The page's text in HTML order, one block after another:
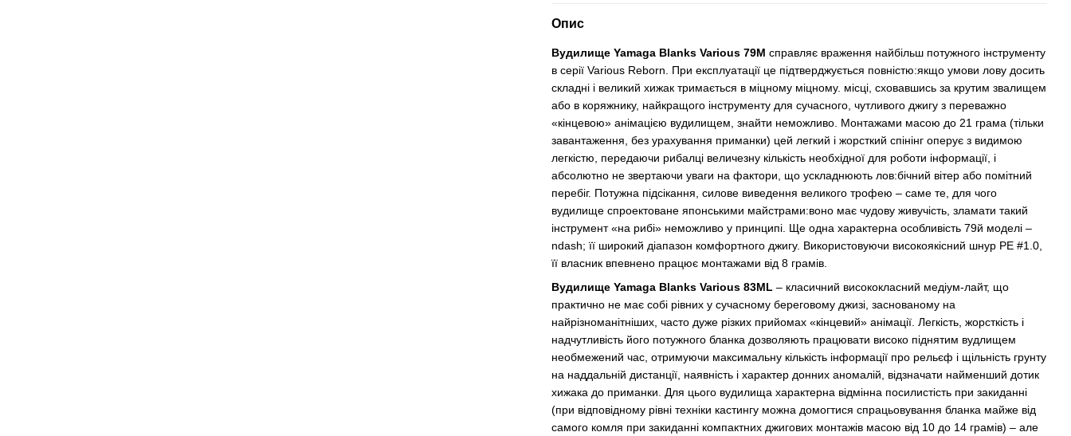
Опис
Вудилище Yamaga Blanks Various 79М справляє враження найбільш потужного інструменту
в серії Various Reborn. При експлуатації це підтверджується повністю:якщо умови лову досить
складні і великий хижак тримається в міцному міцному. місці, сховавшись за крутим звалищем
або в коряжнику, найкращого інструменту для сучасного, чутливого джигу з переважно
«кінцевою» анімацією вудилищем, знайти неможливо. Монтажами масою до 21 грама (тільки
завантаження, без урахування приманки) цей легкий і жорсткий спінінг оперує з видимою
легкістю, передаючи рибалці величезну кількість необхідної для роботи інформації, і
абсолютно не звертаючи уваги на фактори, що ускладнюють лов:бічний вітер або помітний
перебіг. Потужна підсікання, силове виведення великого трофею – саме те, для чого
вудилище спроектоване японськими майстрами:воно має чудову живучість, зламати такий
інструмент «на рибі» неможливо у принципі. Ще одна характерна особливість 79й моделі –
ndash; її широкий діапазон комфортного джигу. Використовуючи високоякісний шнур РЕ #1.0,
її власник впевнено працює монтажами від 8 грамів.
Вудилище Yamaga Blanks Various 83ML – класичний висококласний медіум-лайт, що
практично не має собі рівних у сучасному береговому джизі, заснованому на
найрізноманітніших, часто дуже різких прийомах «кінцевий» анімації. Легкість, жорсткість і
надчутливість його потужного бланка дозволяють працювати високо піднятим вудлищем
необмежений час, отримуючи максимальну кількість інформації про рельєф і щільність грунту
на наддальній дистанції, наявність і характер донних аномалій, відзначати найменший дотик
хижака до приманки. Для цього вудилища характерна відмінна посилистість при закиданні
(при відповідному рівні техніки кастингу можна домогтися спрацьовування бланка майже від
самого комля при закиданні компактних джигових монтажів масою від 10 до 14 грамів) – але